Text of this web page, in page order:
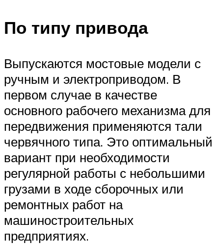
По типу привода
Выпускаются мостовые модели с
ручным и электроприводом. В
первом случае в качестве
основного рабочего механизма для
передвижения применяются тали
червячного типа. Это оптимальный
вариант при необходимости
регулярной работы с небольшими
грузами в ходе сборочных или
ремонтных работ на
машиностроительных
предприятиях.